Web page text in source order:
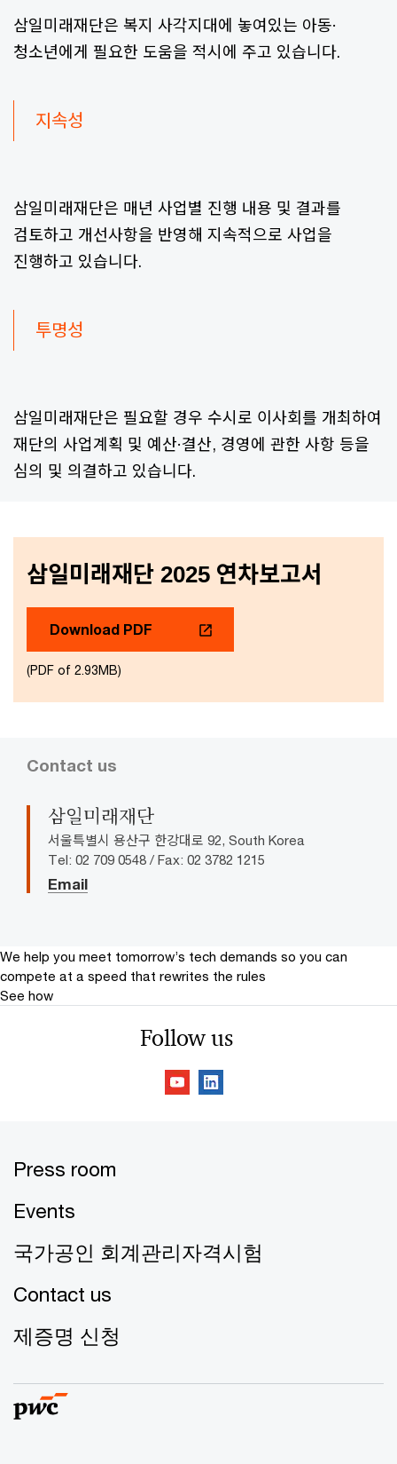
삼일미래재단은 복지 사각지대에 놓여있는 아동·
청소년에게 필요한 도움을 적시에 주고 있습니다.
지속성
삼일미래재단은 매년 사업별 진행 내용 및 결과를
검토하고 개선사항을 반영해 지속적으로 사업을
진행하고 있습니다.
투명성
삼일미래재단은 필요할 경우 수시로 이사회를 개최하여
재단의 사업계획 및 예산·결산, 경영에 관한 사항 등을
심의 및 의결하고 있습니다.
삼일미래재단 2025 연차보고서
Download PDF
(PDF of 2.93MB)
Contact us
삼일미래재단
서울특별시 용산구 한강대로 92, South Korea
Tel: 02 709 0548 / Fax: 02 3782 1215
Email
We help you meet tomorrow’s tech demands so you can
compete at a speed that rewrites the rules
See how
Follow us
Press room
Events
국가공인 회계관리자격시험
Contact us
제증명 신청